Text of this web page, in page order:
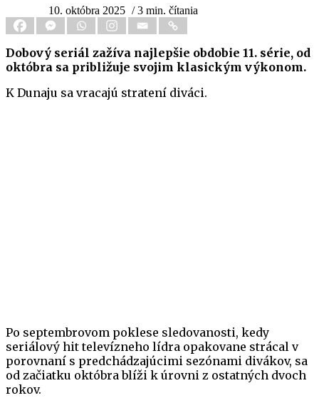
10. októbra 2025 / 3 min. čítania
Dobový seriál zažíva najlepšie obdobie 11. série, od
októbra sa približuje svojim klasickým výkonom.
K Dunaju sa vracajú stratení diváci.
Po septembrovom poklese sledovanosti, kedy
seriálový hit televízneho lídra opakovane strácal v
porovnaní s predchádzajúcimi sezónami divákov, sa
od začiatku októbra blíži k úrovni z ostatných dvoch
rokov.